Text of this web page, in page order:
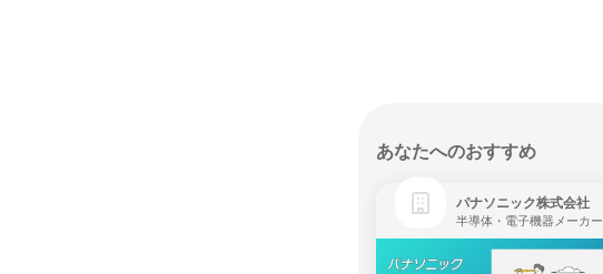
あなたへのおすすめ
パナソニック株式会社
半導体・電子機器メーカー